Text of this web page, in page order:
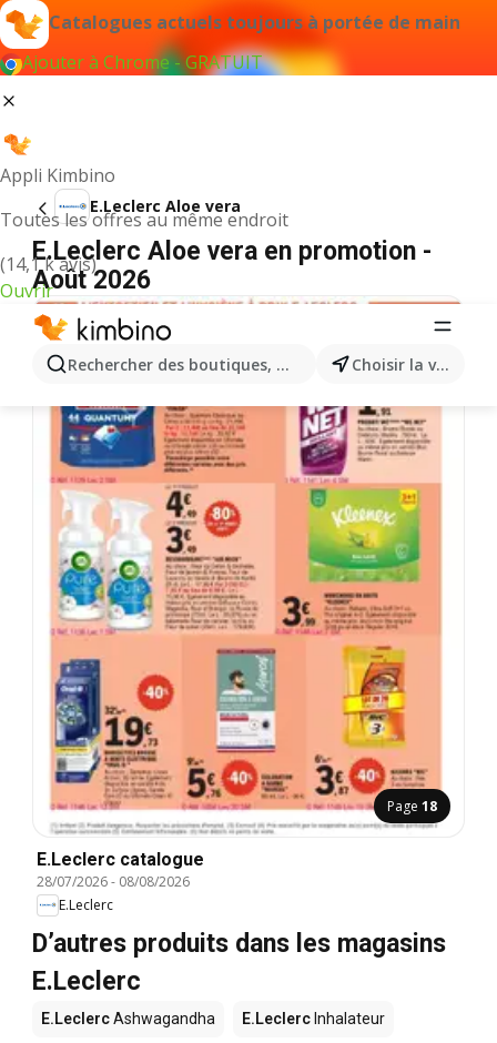
Catalogues actuels toujours à portée de main
Ajouter à Chrome - GRATUIT
Appli Kimbino
Toutes les offres au même endroit
(14,1 k avis)
Ouvrir
Rechercher des boutiques, des catégories, des Choisir la ville
E.Leclerc Aloe vera
E.Leclerc Aloe vera en promotion -
Août 2026
Page 18
E.Leclerc catalogue
28/07/2026- 08/08/2026
E.Leclerc
D’autres produits dans les magasins
E.Leclerc
E.LeclercAshwagandha E.Leclerc Inhalateur